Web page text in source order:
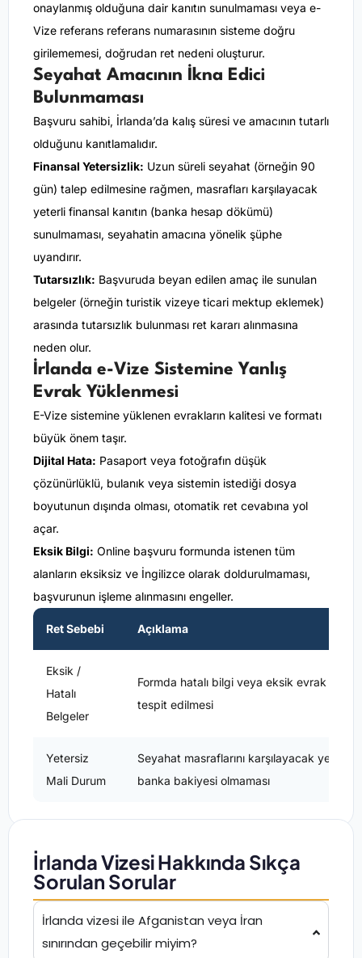
onaylanmış olduğuna dair kanıtın sunulmaması veya e-
Vize referans referans numarasının sisteme doğru
girilememesi, doğrudan ret nedeni oluşturur.
Seyahat Amacının İkna Edici
Bulunmaması
Başvuru sahibi, İrlanda’da kalış süresi ve amacının tutarlı
olduğunu kanıtlamalıdır.
Finansal Yetersizlik: Uzun süreli seyahat (örneğin 90
gün) talep edilmesine rağmen, masrafları karşılayacak
yeterli finansal kanıtın (banka hesap dökümü)
sunulmaması, seyahatin amacına yönelik şüphe
uyandırır.
Tutarsızlık: Başvuruda beyan edilen amaç ile sunulan
belgeler (örneğin turistik vizeye ticari mektup eklemek)
arasında tutarsızlık bulunması ret kararı alınmasına
neden olur.
İrlanda e-Vize Sistemine Yanlış
Evrak Yüklenmesi
E-Vize sistemine yüklenen evrakların kalitesi ve formatı
büyük önem taşır.
Dijital Hata: Pasaport veya fotoğrafın düşük
çözünürlüklü, bulanık veya sistemin istediği dosya
boyutunun dışında olması, otomatik ret cevabına yol
açar.
Eksik Bilgi: Online başvuru formunda istenen tüm
alanların eksiksiz ve İngilizce olarak doldurulmaması,
başvurunun işleme alınmasını engeller.
Ret Sebebi Açıklama
Eksik /
Hatalı
Belgeler
Formda hatalı bilgi veya eksik evrak
tespit edilmesi
Yetersiz
Mali Durum
Seyahat masraflarını karşılayacak yeterli
banka bakiyesi olmaması
İrlanda Vizesi Hakkında Sıkça
Sorulan Sorular
İrlanda vizesi ile Afganistan veya İran
sınırından geçebilir miyim?